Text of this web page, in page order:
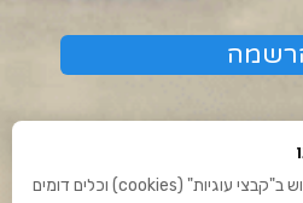
לידיעתכם, באתר זה נעשה שימוש ב"קבצי עוגיות" (cookies) וכלים דומים